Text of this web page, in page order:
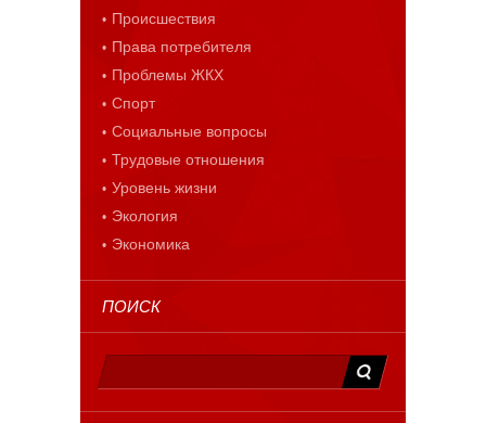
Происшествия
Права потребителя
Проблемы ЖКХ
Спорт
Социальные вопросы
Трудовые отношения
Уровень жизни
Экология
Экономика
ПОИСК